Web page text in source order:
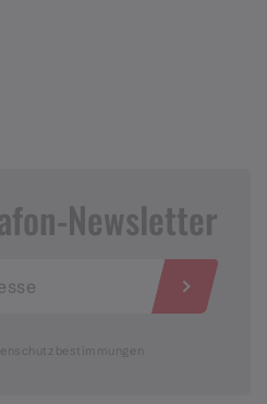
Newsletter